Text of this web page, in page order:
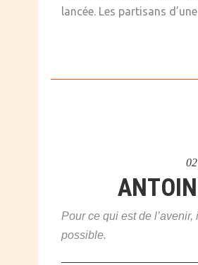
lancée. Les partisans d’une
Pour ce qui est de
possible.